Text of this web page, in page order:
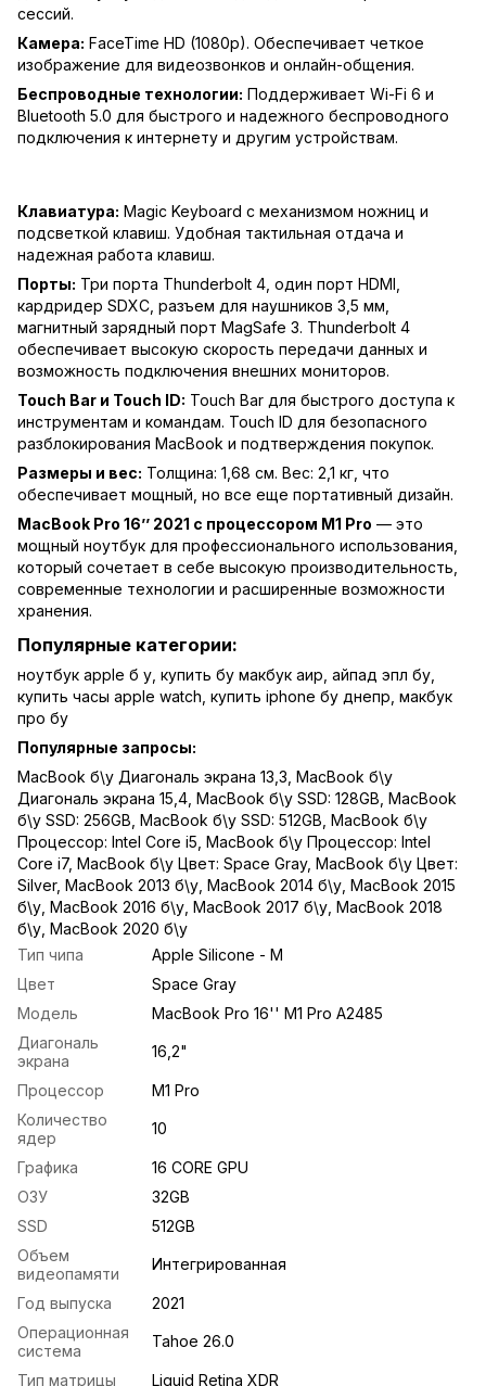
сессий.
Камера: FaceTime HD (1080p). Обеспечивает четкое
изображение для видеозвонков и онлайн-общения.
Беспроводные технологии: Поддерживает Wi-Fi 6 и
Bluetooth 5.0 для быстрого и надежного беспроводного
подключения к интернету и другим устройствам.
Клавиатура: Magic Keyboard с механизмом ножниц и
подсветкой клавиш. Удобная тактильная отдача и
надежная работа клавиш.
Порты: Три порта Thunderbolt 4, один порт HDMI,
кардридер SDXC, разъем для наушников 3,5 мм,
магнитный зарядный порт MagSafe 3. Thunderbolt 4
обеспечивает высокую скорость передачи данных и
возможность подключения внешних мониторов.
Touch Bar и Touch ID: Touch Bar для быстрого доступа к
инструментам и командам. Touch ID для безопасного
разблокирования MacBook и подтверждения покупок.
Размеры и вес: Толщина: 1,68 см. Вес: 2,1 кг, что
обеспечивает мощный, но все еще портативный дизайн.
MacBook Pro 16’’ 2021 с процессором M1 Pro — это
мощный ноутбук для профессионального использования,
который сочетает в себе высокую производительность,
современные технологии и расширенные возможности
хранения.
Популярные категории:
ноутбук apple б у купить бу макбук аир айпад эпл бу
купить часы apple watch купить iphone бу днепр макбук
про бу
Популярные запросы:
MacBook б\у Диагональ экрана 13,3 MacBook б\у
Диагональ экрана 15,4 MacBook б\у SSD: 128GB MacBook
б\у SSD: 256GB MacBook б\у SSD: 512GB MacBook б\у
Процессор: Intel Core i5 MacBook б\у Процессор: Intel
Core i7, MacBook б\у Цвет: Space Gray, MacBook б\у Цвет:
Silver, MacBook 2013 б\у MacBook 2014 б\у MacBook 2015
б\у MacBook 2016 б\у MacBook 2017 б\у MacBook 2018
б\у MacBook 2020 б\у
Тип чипа
Apple Silicone - M
Цвет
Space Gray
Модель
MacBook Pro 16'' M1 Pro A2485
Диагональ
экрана
16,2"
Процессор
M1 Pro
Количество
ядер
10
Графика
16 CORE GPU
ОЗУ
32GB
SSD
512GB
Объем
видеопамяти
Интегрированная
Год выпуска
2021
Операционная
система
Tahoe 26.0
Тип матрицы Liquid Retina XDR